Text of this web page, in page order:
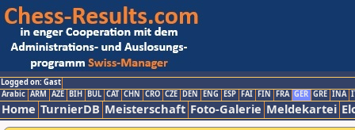
Logged on: Gast
Arabic ARM AZE BIH BUL CAT CHN CRO CZE DEN ENG ESP FAI FIN FRA GER GRE INA
Home TurnierDB Meisterschaft Foto-Galerie Meldekartei